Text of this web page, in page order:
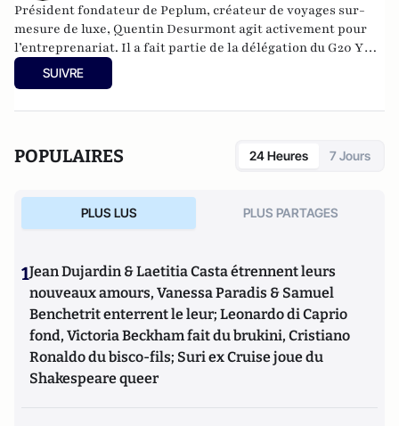
Président fondateur de Peplum, créateur de voyages sur-
mesure de luxe, Quentin Desurmont agit activement pour
l’entreprenariat. Il a fait partie de la délégation du G20 YES
à Moscou en 2013 et à Mexico en 2012, est membre de
Croissance + et des Entrepreneurs et Dirigeants Chrétiens.
SUIVRE
POPULAIRES 24 Heures 7 Jours
PLUS LUS PLUS PARTAGES
1Jean Dujardin & Laetitia Casta étrennent leurs
nouveaux amours, Vanessa Paradis & Samuel
Benchetrit enterrent le leur; Leonardo di Caprio
fond, Victoria Beckham fait du brukini, Cristiano
Ronaldo du bisco-fils; Suri ex Cruise joue du
Shakespeare queer